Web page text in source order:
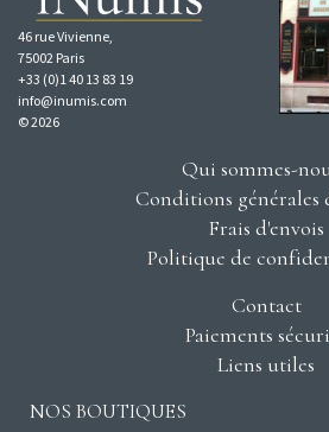
46 rue Vivienne,
75002 Paris
+33 (0)1 40 13 83 19
info@inumis.com
© 2026
Qui sommes-
Conditions générales
Frais d'envois
Politique de
Contact
Paiements
Liens utiles
NOS BOUTIQUES